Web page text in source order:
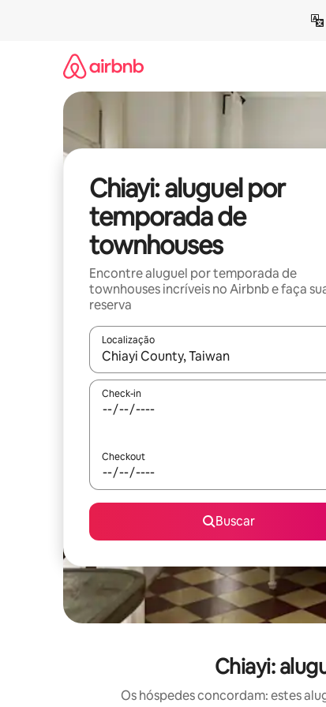
Chiayi: aluguel por
temporada de
townhouses
Encontre aluguel por temporada de
townhouses incríveis no Airbnb e faça
reserva
Localização
Quando os resultados estiverem
Check-in
Checkout
Buscar
Chiayi:
Os hóspedes concordam: estes